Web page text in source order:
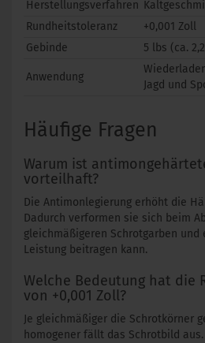
Herstellungsverfahren
Rundheitstoleranz
+0,001 Zoll
Gebinde
5 lbs (ca.
Anwendung
Jagd und
Häufige Fragen
Warum ist
vorteilhaft?
Die Antimonlegierung erhöht die
Dadurch verformen sie sich beim
gleichmäßigeren Schrotgarben
Leistung beitragen kann.
Welche Bedeutung hat die
von +0,001 Zoll?
Je gleichmäßiger die Schrotkörner
homogener fällt das Schrotbild